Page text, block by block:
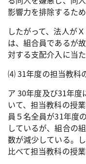
影響力を排除するた
したがって、法人が
は、組合員であるが
対する支配介入に当た
⑷31年度の担当教科
ア30年度及び31年度
いて、担当教科の授
員５名全員が31年度
しているが、組合の
数が減少している。
比べて担当教科の授